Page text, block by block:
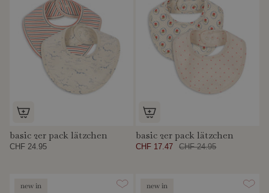
basic 2er pack lätzchen
CHF 24.95
basic 2er pack lätzchen
CHF 17.47 CHF 24.95
new in new in